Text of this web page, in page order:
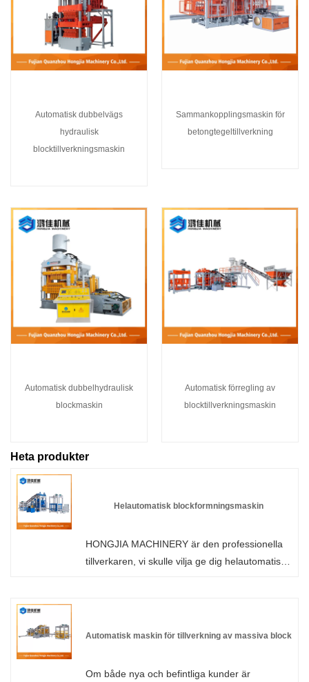
Automatisk dubbelvägs
hydraulisk
blocktillverkningsmaskin
Sammankopplingsmaskin för
betongtegeltillverkning
Automatisk dubbelhydraulisk
blockmaskin
Automatisk förregling av
blocktillverkningsmaskin
Heta produkter
Helautomatisk blockformningsmaskin
HONGJIA MACHINERY är den professionella
tillverkaren, vi skulle vilja ge dig helautomatisk
leverans.
Automatisk maskin för tillverkning av massiva block
Om både nya och befintliga kunder är